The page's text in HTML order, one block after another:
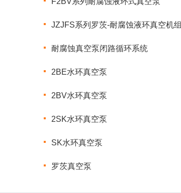
JZJFS系列罗茨-耐腐蚀液环真空机组
耐腐蚀真空泵闭路循环系统
2BE水环真空泵
2BV水环真空泵
2SK水环真空泵
SK水环真空泵
罗茨真空泵